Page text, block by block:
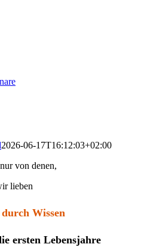
2026-06-17T16:12:03+02:00
von denen,
lieben
Wissen
ersten Lebensjahre